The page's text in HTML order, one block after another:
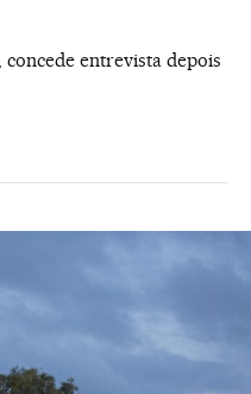
entrevista depois